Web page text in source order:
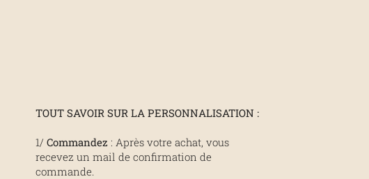
TOUT SAVOIR SUR LA PERSONNALISATION :
1/ Commandez : Après votre achat, vous
recevez un mail de confirmation de
commande.